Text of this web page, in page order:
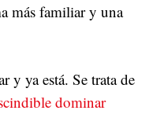
más familiar y una
y ya está. Se trata de
dominar